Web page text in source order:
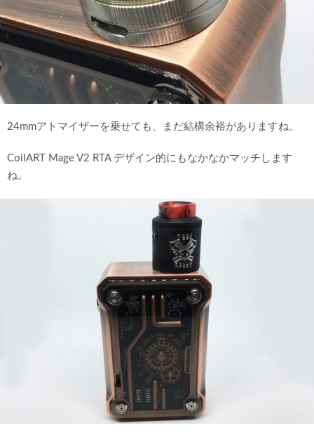
24mmアトマイザーを乗せても、まだ結構余裕がありますね。
CoilART Mage V2 RTA デザイン的にもなかなかマッチします
ね。